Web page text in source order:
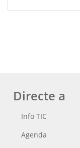
Directe a
Info TIC
Agenda